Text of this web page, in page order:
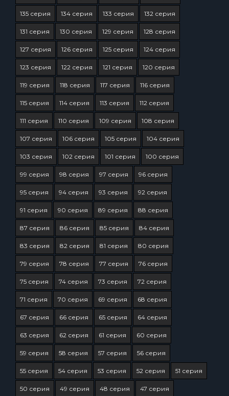
135 серия 134 серия 133 серия 132 серия
131 серия 130 серия 129 серия 128 серия
127 серия 126 серия 125 серия 124 серия
123 серия 122 серия 121 серия 120 серия
119 серия 118 серия 117 серия 116 серия
115 серия 114 серия 113 серия 112 серия
111 серия 110 серия 109 серия 108 серия
107 серия 106 серия 105 серия 104 серия
103 серия 102 серия 101 серия 100 серия
99 серия 98 серия 97 серия 96 серия
95 серия 94 серия 93 серия 92 серия
91 серия 90 серия 89 серия 88 серия
87 серия 86 серия 85 серия 84 серия
83 серия 82 серия 81 серия 80 серия
79 серия 78 серия 77 серия 76 серия
75 серия 74 серия 73 серия 72 серия
71 серия 70 серия 69 серия 68 серия
67 серия 66 серия 65 серия 64 серия
63 серия 62 серия 61 серия 60 серия
59 серия 58 серия 57 серия 56 серия
55 серия 54 серия 53 серия 52 серия 51 серия
50 серия 49 серия 48 серия 47 серия